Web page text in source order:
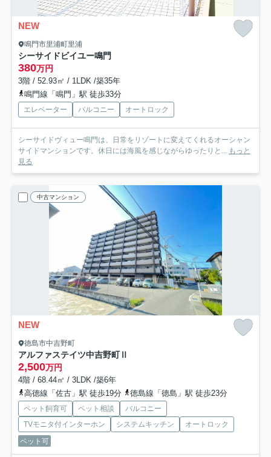
NEW
鳴門市里浦町里浦
シーサイドビイユー鳴門
380万円
3階 / 52.93㎡ / 1LDK /築35年
鳴門線「鳴門」駅 徒歩33分
エレベーター バルコニー オートロック
シーサイドヴィュー鳴門は、日常をリゾートに変えてくれるオーシャン
サイドマンションです。休日には海風を感じながらゆったりと... もっと
見る
中古マンション
NEW
徳島市中吉野町
アルファステイツ中吉野町Ⅱ
2,500万円
4階 / 68.44㎡ / 3LDK /築6年
高徳線「佐古」駅 徒歩19分
徳島線「徳島」駅 徒歩23分
ペット飼育可 ペット相談
バルコニー
TVモニタ付インターホン
システムキッチン
オートロック
ペット可